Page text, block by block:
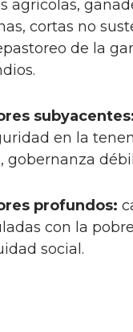
agrícolas,
cortas no
de la
en la
gobernanza
profundos:
con la
social.